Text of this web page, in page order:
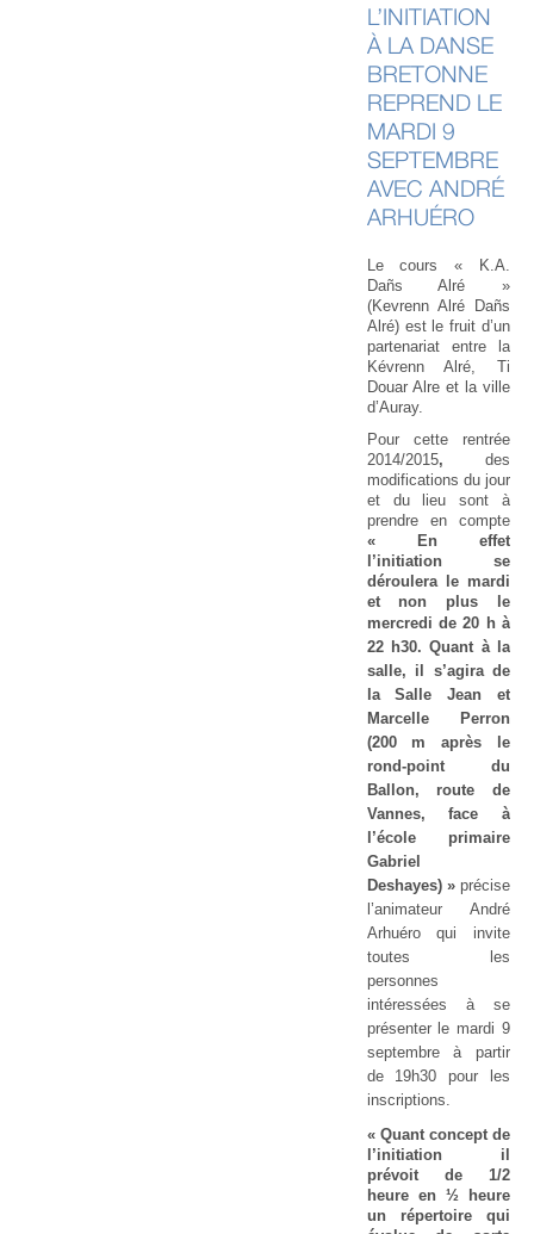
L’INITIATION
À LA DANSE
BRETONNE
REPREND LE
MARDI 9
SEPTEMBRE
AVEC ANDRÉ
ARHUÉRO
Le cours « K.A.
Dañs Alré »
(Kevrenn Alré Dañs
Alré) est le fruit d’un
partenariat entre la
Kévrenn Alré, Ti
Douar Alre et la ville
d’Auray.
Pour cette rentrée
2014/2015, des
modifications du jour
et du lieu sont à
prendre en compte
« En effet
l’initiation se
déroulera le mardi
et non plus le
mercredi de 20 hà
22 h30. Quant à la
salle, il s’agira de
la Salle Jean et
Marcelle Perron
(200 m après le
rond-point du
Ballon, route de
Vannes, face à
l’école primaire
Gabriel
Deshayes) »précise
l’animateur André
Arhuéro qui invite
toutes les
personnes
intéressées à se
présenter le mardi 9
septembre à partir
de 19h30 pour les
inscriptions.
« Quant concept de
l’initiation il
prévoit de 1/2
heure en ½ heure
un répertoire qui